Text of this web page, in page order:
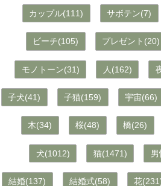
カップル(111) サボテン(7)
ビーチ(105) プレゼント(20)
モノトーン(31) 人(162)
子犬(41) 子猫(159) 宇宙(66)
木(34) 桜(48) 橋(26)
犬(1012) 猫(1471)
結婚(137) 結婚式(58) 花